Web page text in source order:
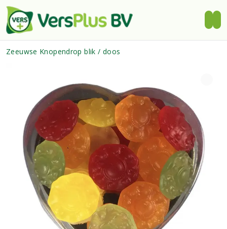
Zeeuwse Knopendrop blik / doos